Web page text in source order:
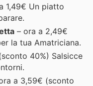
1,49€ Un piatto
– ora a 2,49€
la tua Amatriciana.
40%) Salsicce
a 3,59€ (sconto